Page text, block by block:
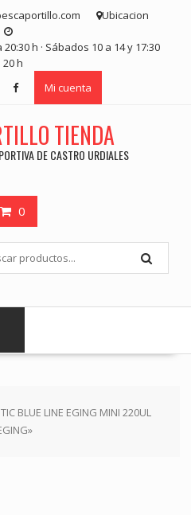
Ubicacion
h · Sábados 10 a 14 y 17:30
20 h
Mi cuenta
TIENDA
DE CASTRO URDIALES
0
BLUE LINE EGING MINI 220UL